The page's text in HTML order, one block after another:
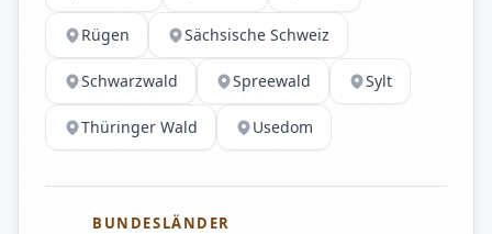
Rügen Sächsische Schweiz
Schwarzwald Spreewald Sylt
Thüringer Wald Usedom
BUNDESLÄNDER